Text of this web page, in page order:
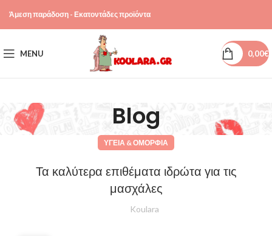
Άμεση παράδοση - Εκατοντάδες προϊόντα
MENU 0,00€
Blog
ΥΓΕΊΑ & ΟΜΟΡΦΙΆ
Τα καλύτερα επιθέματα ιδρώτα για τις
μασχάλες
Koulara